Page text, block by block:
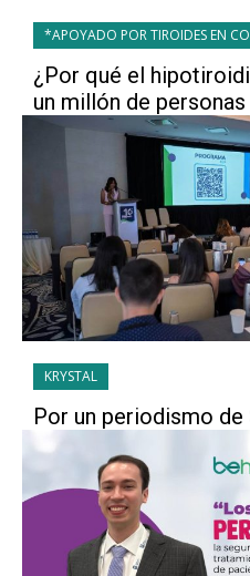
*APOYADO POR TIROIDES EN
¿Por qué el
un millón de
KRYSTAL
Por un periodismo